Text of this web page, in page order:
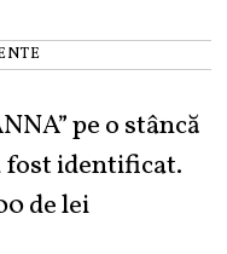
pe o stâncă
fost identificat.
de lei